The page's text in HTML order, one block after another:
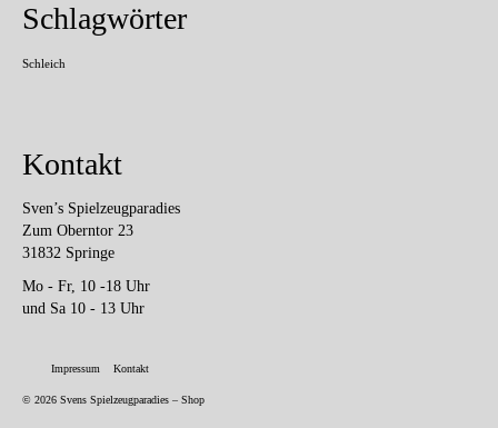
Schlagwörter
Schleich
Kontakt
Sven’s Spielzeugparadies
Zum Oberntor 23
31832 Springe
Mo - Fr, 10 -18 Uhr
und Sa 10 - 13 Uhr
Impressum Kontakt
© 2026 Svens Spielzeugparadies – Shop